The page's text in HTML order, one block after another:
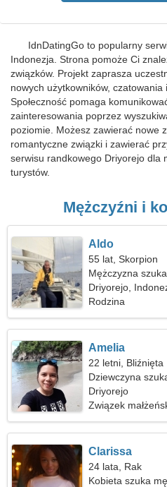
IdnDatingGo to popularny
Indonezja. Strona pomoże Ci
związków. Projekt zaprasza
nowych użytkowników, czatowania
Społeczność pomaga
zainteresowania poprzez
poziomie. Możesz zawierać nowe
romantyczne związki i zawierać
serwisu randkowego Driyorejo dla
turystów.
Mężczyźni i
Aldo
55 lat, Skorpion
Mężczyzna
Driyorejo,
Rodzina
Amelia
22 letni, Bliźnięta
Dziewczyna
Driyorejo
Związek
Clarissa
24 lata, Rak
Kobieta szuka